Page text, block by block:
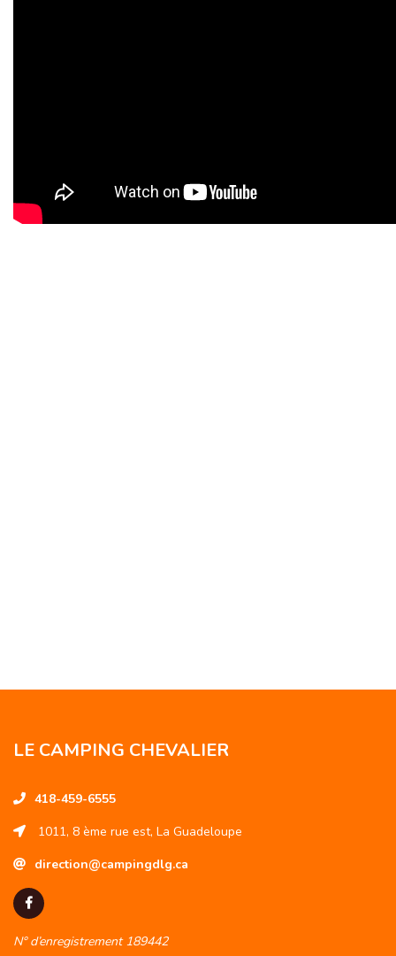
LE CAMPING CHEVALIER
418-459-6555
1011, 8 ème rue est, La Guadeloupe
direction@campingdlg.ca
N° d’enregistrement 189442